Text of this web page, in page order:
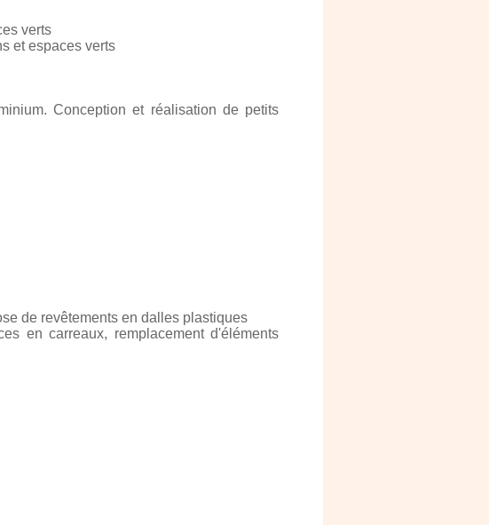
verts
et espaces verts
Conception et réalisation de petits
de revêtements en dalles plastiques
en carreaux, remplacement d'éléments